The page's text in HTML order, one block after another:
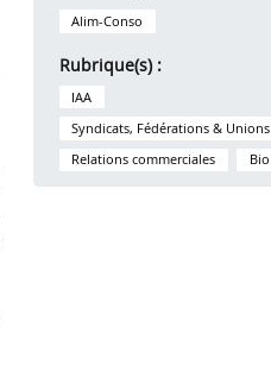
Alim-Conso
Rubrique(s) :
IAA
Syndicats, Fédérations & Unions
Relations commerciales
Bio